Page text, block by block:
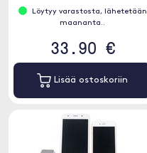
Löytyy varastosta, lähetetään
maananta..
33.90 €
Lisää ostoskoriin